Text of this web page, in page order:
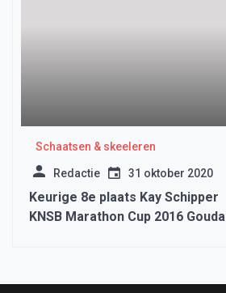
Schaatsen & skeeleren
Redactie 31 oktober 2020
Keurige 8e plaats Kay Schipper
KNSB Marathon Cup 2016 Gouda